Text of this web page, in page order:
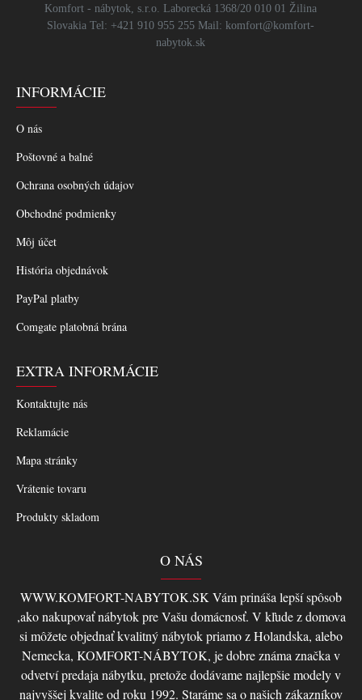
Komfort - nábytok, s.r.o. Laborecká 1368/20 010 01 Žilina
Slovakia Tel: +421 910 955 255 Mail: komfort@komfort-
nabytok.sk
INFORMÁCIE
O nás
Poštovné a balné
Ochrana osobných údajov
Obchodné podmienky
Môj účet
História objednávok
PayPal platby
Comgate platobná brána
EXTRA INFORMÁCIE
Kontaktujte nás
Reklamácie
Mapa stránky
Vrátenie tovaru
Produkty skladom
O NÁS
WWW.KOMFORT-NABYTOK.SK Vám prináša lepší spôsob
,ako nakupovať nábytok pre Vašu domácnosť. V kľude z domova
si môžete objednať kvalitný nábytok priamo z Holandska, alebo
Nemecka, KOMFORT-NÁBYTOK, je dobre známa značka v
odvetví predaja nábytku, pretože dodávame najlepšie modely v
najvyššej kvalite od roku 1992. Staráme sa o našich zákazníkov